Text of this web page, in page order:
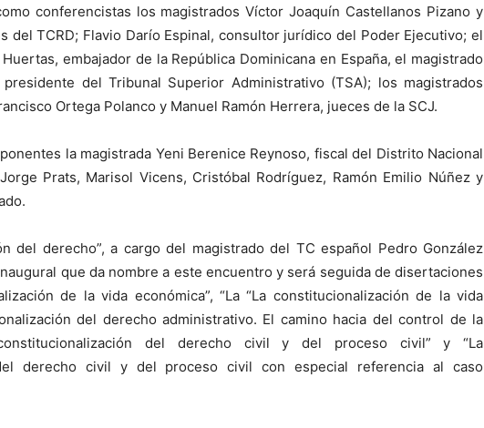
conferencistas los magistrados Víctor Joaquín Castellanos Pizano y
del TCRD; Flavio Darío Espinal, consultor jurídico del Poder Ejecutivo; el
embajador de la República Dominicana en España, el magistrado
presidente del Tribunal Superior Administrativo (TSA); los magistrados
Ortega Polanco y Manuel Ramón Herrera, jueces de la SCJ.
la magistrada Yeni Berenice Reynoso, fiscal del Distrito Nacional
Prats, Marisol Vicens, Cristóbal Rodríguez, Ramón Emilio Núñez y
del derecho”, a cargo del magistrado del TC español Pedro González
que da nombre a este encuentro y será seguida de disertaciones
de la vida económica”, “La “La constitucionalización de la vida
del derecho administrativo. El camino hacia del control de la
constitucionalización del derecho civil y del proceso civil” y “La
derecho civil y del proceso civil con especial referencia al caso